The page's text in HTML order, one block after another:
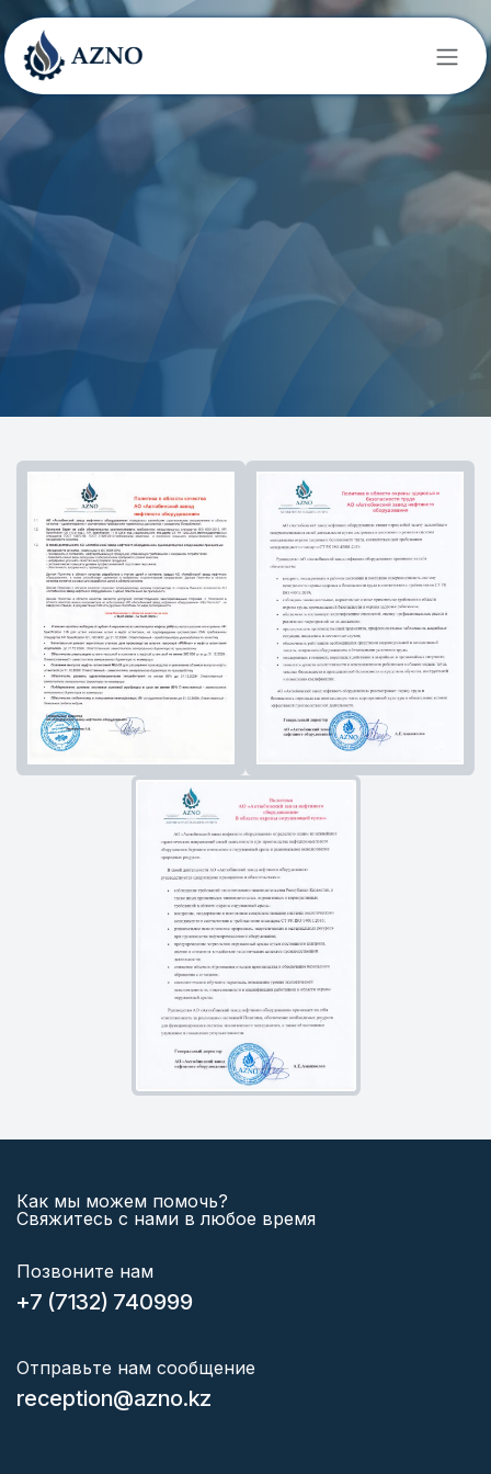
Перейти к содержимому
Как мы можем помочь?
Свяжитесь с нами в любое время
Позвоните нам
+7 (7132) 740999
Отправьте нам сообщение
reception@azno.kz